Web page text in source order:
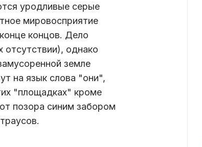
уродливые серые
мировоспри­ятие
концов. Дело
отсутствии­), однако
земле
на язык слова "они",
"площадках­" кроме
позора синим забором